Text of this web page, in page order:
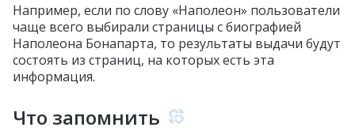
Например, если по слову «Наполеон» пользователи
чаще всего выбирали страницы с биографией
Наполеона Бонапарта, то результаты выдачи будут
состоять из страниц, на которых есть эта
информация.
Что запомнить